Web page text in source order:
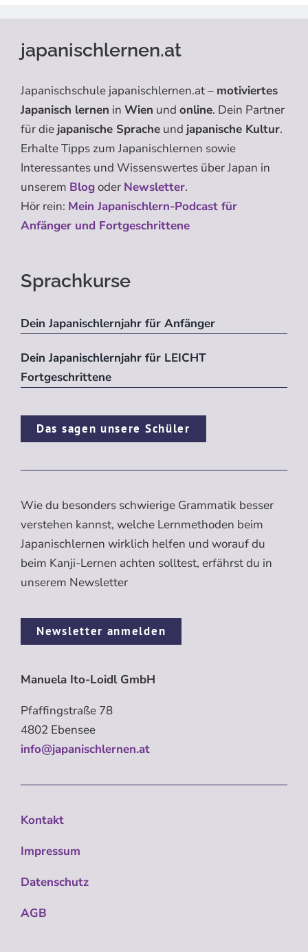
japanischlernen.at
Japanischschule japanischlernen.at – motiviertes
Japanisch lernen in Wien und online. Dein Partner
für die japanische Sprache und japanische Kultur.
Erhalte Tipps zum Japanischlernen sowie
Interessantes und Wissenswertes über Japan in
unserem Blogoder Newsletter.
Hör rein: Mein Japanischlern-Podcast für
Anfänger und Fortgeschrittene
Sprachkurse
Dein Japanischlernjahr für Anfänger
Dein Japanischlernjahr für LEICHT
Fortgeschrittene
Das sagen unsere Schüler
Wie du besonders schwierige Grammatik besser
verstehen kannst, welche Lernmethoden beim
Japanischlernen wirklich helfen und worauf du
beim Kanji-Lernen achten solltest, erfährst du in
unserem Newsletter
Newsletter anmelden
Manuela Ito-Loidl GmbH
Pfaffingstraße 78
4802 Ebensee
info@japanischlernen.at
Kontakt
Impressum
Datenschutz
AGB